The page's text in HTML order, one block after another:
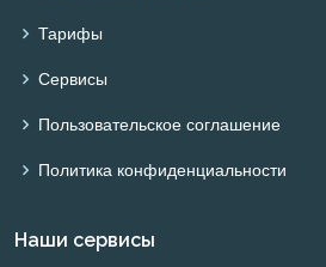
Тарифы
Сервисы
Пользовательское соглашение
Политика конфиденциальности
Наши сервисы